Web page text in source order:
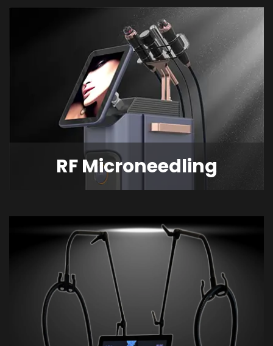
RF Microneedling